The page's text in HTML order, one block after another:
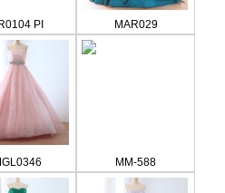
PI MAR029
MM-588